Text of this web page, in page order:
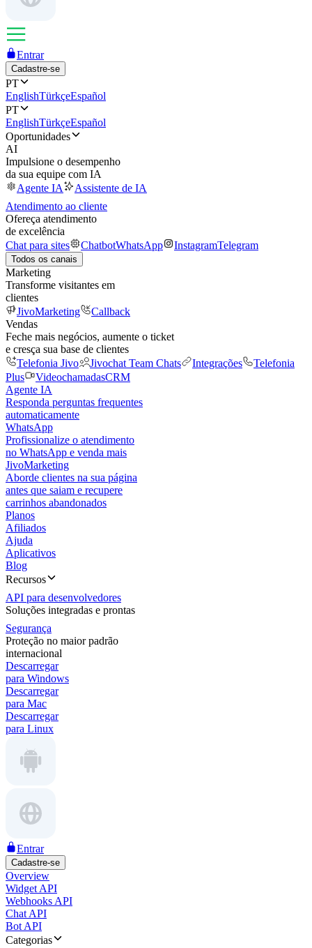
Entrar
Cadastre-se
PT
EnglishTürkçeEspañol
PT
EnglishTürkçeEspañol
Oportunidades
AI
Impulsione o desempenho
da sua equipe com IA
Agente IA
Assistente de IA
Atendimento ao cliente
Ofereça atendimento
de excelência
Chat para sites
ChatbotWhatsApp InstagramTelegram
Todos os canais
Marketing
Transforme visitantes em
clientes
JivoMarketing
Callback
Vendas
Feche mais negócios, aumente o ticket
e cresça sua base de clientes
Telefonia Jivo
Jivochat Team Chats Integrações
Telefonia
Plus
VideochamadasCRM
Agente IA
Responda perguntas frequentes
automaticamente
WhatsApp
Profissionalize o atendimento
no WhatsApp e venda mais
JivoMarketing
Aborde clientes na sua página
antes que saiam e recupere
carrinhos abandonados
Planos
Afiliados
Ajuda
Aplicativos
Blog
Recursos
API para desenvolvedores
Soluções integradas e prontas
Segurança
Proteção no maior padrão
internacional
Descarregar
para Windows
Descarregar
para Mac
Descarregar
para Linux
Entrar
Cadastre-se
Overview
Widget API
Webhooks API
Chat API
Bot API
Categorias